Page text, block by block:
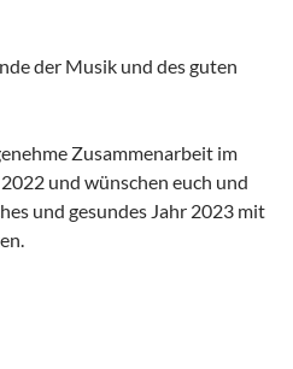
der Musik und des guten
Zusammenarbeit im
und wünschen euch und
und gesundes Jahr 2023 mit